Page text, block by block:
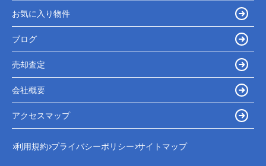
お気に入り物件
ブログ
売却査定
会社概要
アクセスマップ
利用規約 プライバシーポリシー サイトマップ